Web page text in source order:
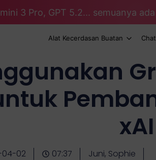
3 Pro, GPT 5.2... semuanya
Alat Kecerdasan Buatan
xAI
02 07:37 Juni, Sophie